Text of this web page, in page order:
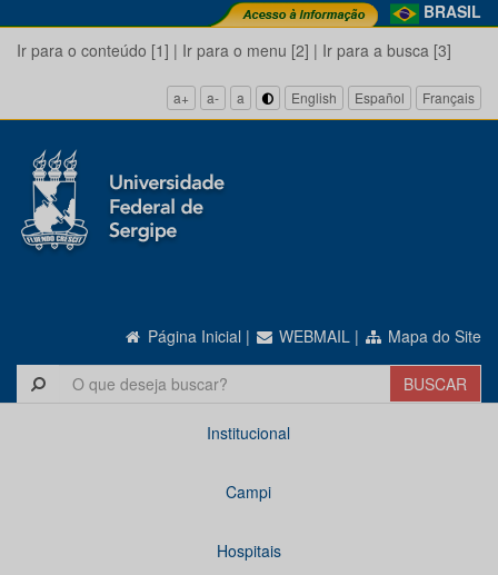
BRASIL
Ir para o conteúdo [1] | Ir para o menu [2] | Ir para a busca [3]
a+ a- a English Español Français
Página Inicial | WEBMAIL | Mapa do Site
Institucional
Campi
Hospitais